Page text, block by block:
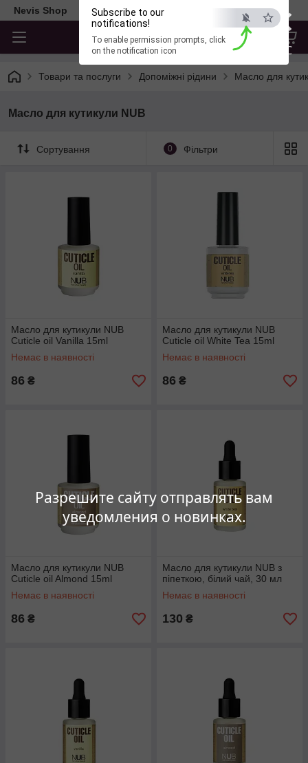
×
ESC
Разрешите сайту отправлять вам
уведомления о новинках.
Subscribe to our
notifications!
To enable permission prompts, click
on the notification icon
Nevis Shop
Товари та послуги Допоміжні рідини Масло для
Масло для кутикули NUB
Сортування 0 Фільтри
Масло для кутикули NUB
Cuticle oil Vanilla 15ml
Немає в наявності
86 ₴
Масло для кутикули NUB
Cuticle oil White Tea 15ml
Немає в наявності
86 ₴
Масло для кутикули NUB
Cuticle oil Almond 15ml
Немає в наявності
86 ₴
Масло для кутикули NUB з
піпеткою, білий чай, 30 мл
Немає в наявності
130 ₴